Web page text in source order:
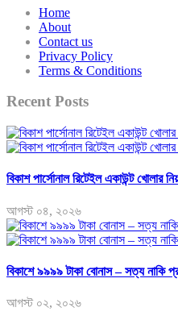
Home
About
Contact us
Privacy Policy
Terms & Conditions
Recent Posts
বিকাশ পার্সোনাল রিটেইল একাউন্ট খোলার
আগস্ট ০৪, ২০২৬
বিকাশে ৯৯৯৯ টাকা বোনাস – সত্য নাকি
আগস্ট ০২, ২০২৬